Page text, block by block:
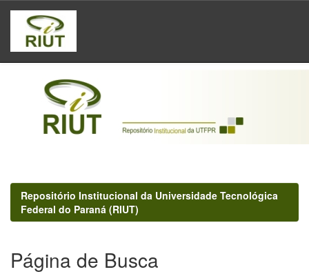
Skip
navigation
Repositório Institucional da Universidade Tecnológica
Federal do Paraná (RIUT)
Página de Busca